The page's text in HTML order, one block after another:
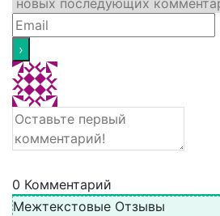
0 Комментарий
Межтекстовые Отзывы